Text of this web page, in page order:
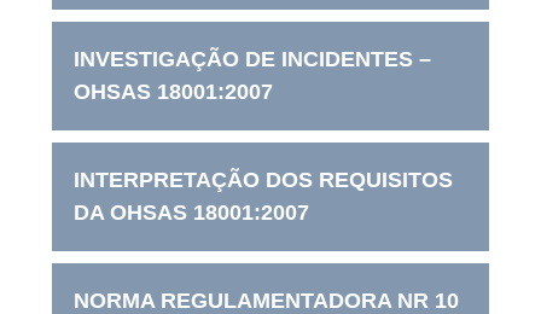
INVESTIGAÇÃO DE INCIDENTES –
OHSAS 18001:2007
INTERPRETAÇÃO DOS REQUISITOS
DA OHSAS 18001:2007
NORMA REGULAMENTADORA NR 10